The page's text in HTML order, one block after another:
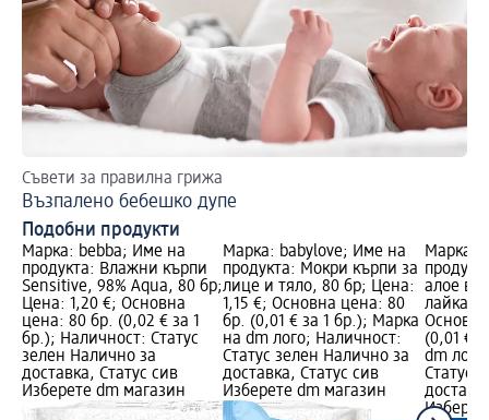
Съвети за правилна грижа
Възпалено бебешко дупе
Подобни продукти
Марка: bebba; Име на
продукта: Влажни кърпи
Sensitive, 98% Aqua, 80 бр;
Цена: 1,20 €; Основна
цена: 80 бр. (0,02 € за 1
бр.); Наличност: Статус
зелен Налично за
доставка, Статус сив
Изберете dm магазин
Марка: babylove; Име на
продукта: Мокри кърпи за
лице и тяло, 80 бр; Цена:
1,15 €; Основна цена: 80
бр. (0,01 € за 1 бр.); Марка
на dm лого; Наличност:
Статус зелен Налично за
доставка, Статус сив
Изберете dm магазин
Марка:
алое
лайка,
(0,01 €
dm
Статус